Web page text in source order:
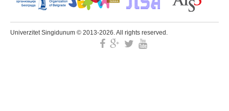
Univerzitet Singidunum © 2013-2026. All rights reserved.